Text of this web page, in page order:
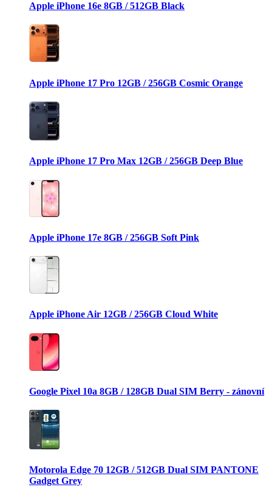
Apple iPhone 16e 8GB / 512GB Black
Apple iPhone 17 Pro 12GB / 256GB Cosmic Orange
Apple iPhone 17 Pro Max 12GB / 256GB Deep Blue
Apple iPhone 17e 8GB / 256GB Soft Pink
Apple iPhone Air 12GB / 256GB Cloud White
Google Pixel 10a 8GB / 128GB Dual SIM Berry - zánovní
Motorola Edge 70 12GB / 512GB Dual SIM PANTONE
Gadget Grey